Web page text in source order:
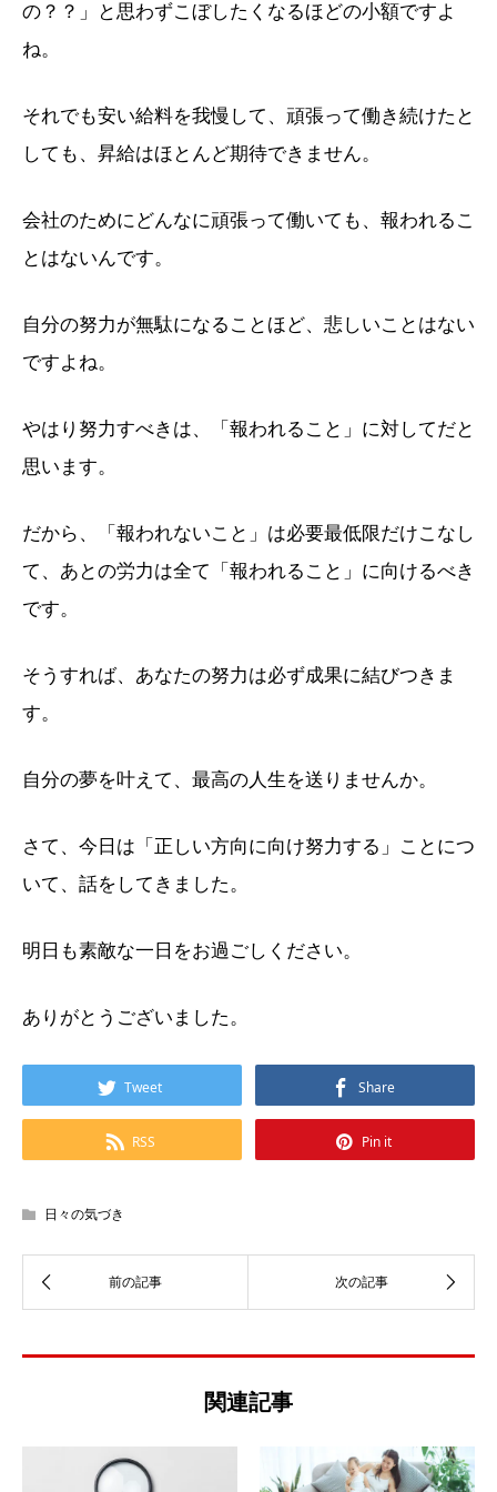
の？？」と思わずこぼしたくなるほどの小額ですよ
ね。
それでも安い給料を我慢して、頑張って働き続けたと
しても、昇給はほとんど期待できません。
会社のためにどんなに頑張って働いても、報われるこ
とはないんです。
自分の努力が無駄になることほど、悲しいことはない
ですよね。
やはり努力すべきは、「報われること」に対してだと
思います。
だから、「報われないこと」は必要最低限だけこなし
て、あとの労力は全て「報われること」に向けるべき
です。
そうすれば、あなたの努力は必ず成果に結びつきま
す。
自分の夢を叶えて、最高の人生を送りませんか。
さて、今日は「正しい方向に向け努力する」ことにつ
いて、話をしてきました。
明日も素敵な一日をお過ごしください。
ありがとうございました。
Tweet Share
RSS Pin it
日々の気づき
関連記事